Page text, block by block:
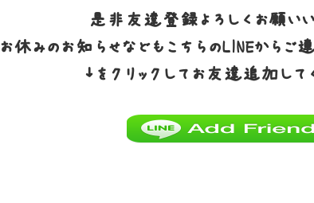
是非友達登録よろしくお願いい
お休みのお知らせなどもこちらのLINEからご
↓をクリックしてお友達追加して